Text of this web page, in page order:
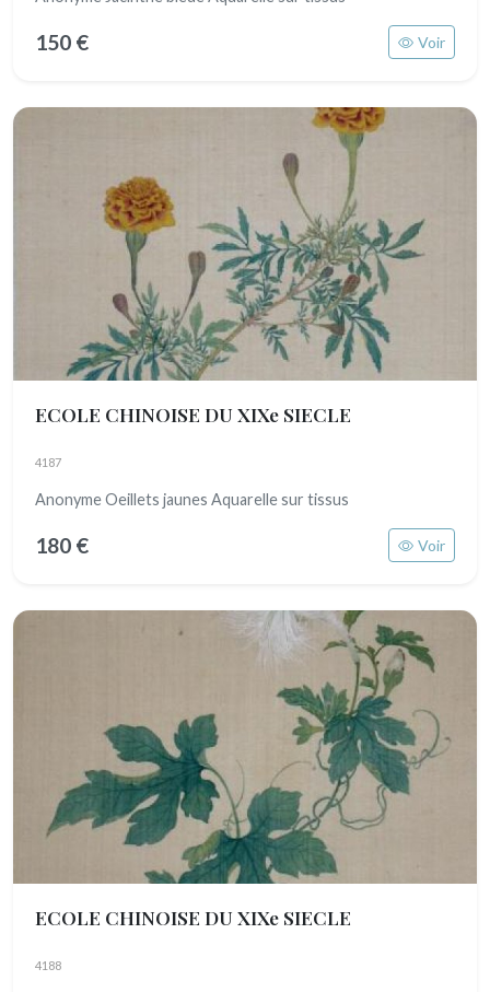
150 € Voir
ECOLE CHINOISE DU XIXe SIECLE
4187
Anonyme Oeillets jaunes Aquarelle sur tissus
180 € Voir
ECOLE CHINOISE DU XIXe SIECLE
4188